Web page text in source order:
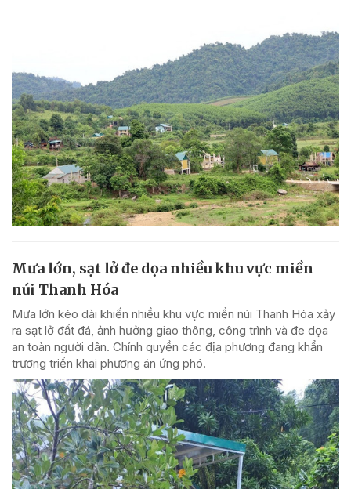
Mưa lớn, sạt lở đe dọa nhiều khu vực miền
núi Thanh Hóa
Mưa lớn kéo dài khiến nhiều khu vực miền núi Thanh Hóa xảy
ra sạt lở đất đá, ảnh hưởng giao thông, công trình và đe dọa
an toàn người dân. Chính quyền các địa phương đang khẩn
trương triển khai phương án ứng phó.